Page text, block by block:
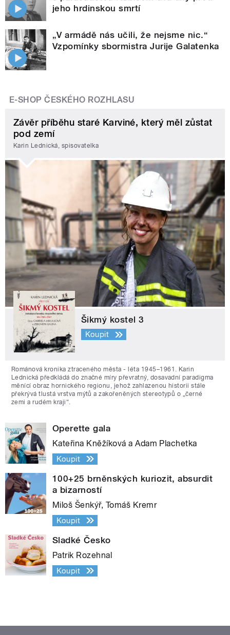
jeho hrdinskou smrtí
„V armádě nás učili, že nejsme nic.“
Vzpomínky sbormistra Jurije Galatenka
E-SHOP ČESKÉHO ROZHLASU
Závěr příběhu staré Karviné, který měl zůstat
pod zemí
Karin Lednická, spisovatelka
Šikmý kostel 3
Koupit
Románová kronika ztraceného města - léta 1945–1961. Karin
Lednická předkládá do značné míry převratný, dosavadní paradigma
měnící obraz hornického regionu, jehož zahlazenou historii stále
překrývá tlustá vrstva mýtů a zakořeněných stereotypů o „černé
zemi a rudém kraji“.
Operette gala
Kateřina Kněžíková a Adam Plachetka
Koupit
100+25 brněnských kuriozit, absurdit
a bizarností
Miloš Šenkýř, Tomáš Kremr
Koupit
Sladké Česko
Patrik Rozehnal
Koupit